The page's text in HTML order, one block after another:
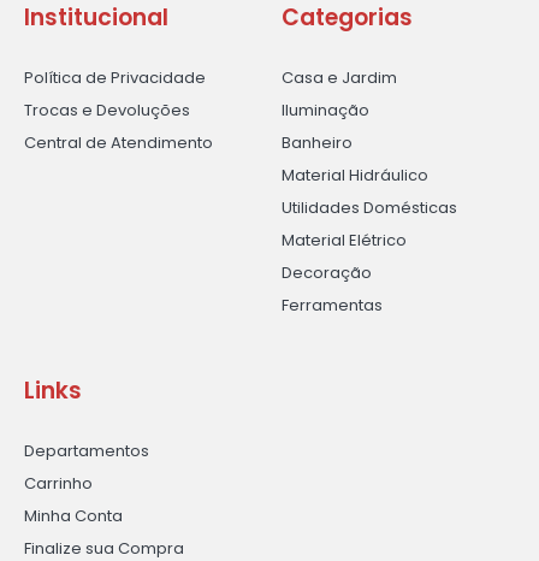
Institucional
Política de Privacidade
Trocas e Devoluções
Central de Atendimento
Categorias
Casa e Jardim
Iluminação
Banheiro
Material Hidráulico
Utilidades Domésticas
Material Elétrico
Decoração
Ferramentas
Links
Departamentos
Carrinho
Minha Conta
Finalize sua Compra